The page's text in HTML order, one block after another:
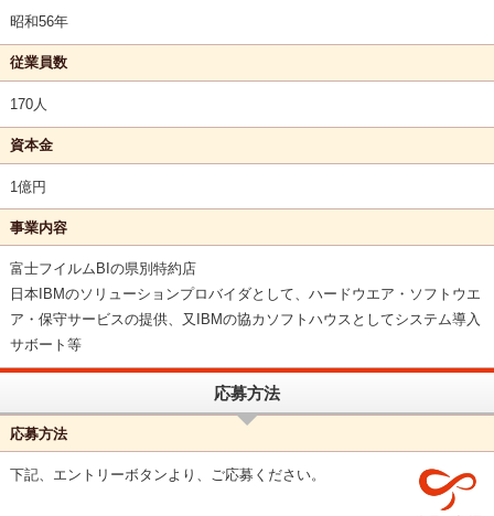
昭和56年
従業員数
170人
資本金
1億円
事業内容
富士フイルムBIの県別特約店
日本IBMのソリューションプロバイダとして、ハードウエア・ソフトウエ
ア・保守サービスの提供、又IBMの協カソフトハウスとしてシステム導入
サボート等
応募方法
応募方法
下記、エントリーボタンより、ご応募ください。